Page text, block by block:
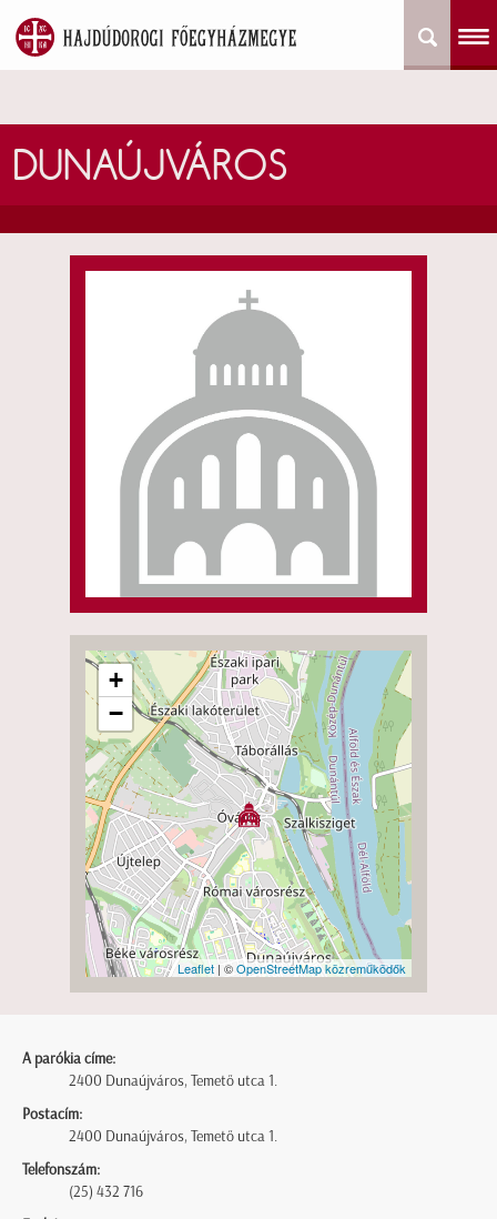
DUNAÚJVÁROS
+
−
Leaflet | ©OpenStreetMap közreműködők
A parókia címe:
2400 Dunaújváros, Temető utca 1.
Postacím:
2400 Dunaújváros, Temető utca 1.
Telefonszám:
(25) 432 716